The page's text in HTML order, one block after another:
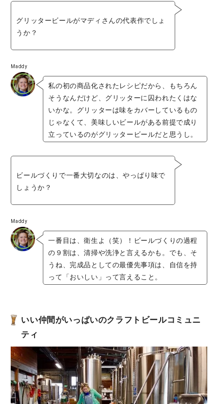
グリッタービールがマディさんの代表作でしょ
うか？
Maddy
私の初の商品化されたレシピだから、もちろん
そうなんだけど、グリッターに囚われたくはな
いかな。グリッターは味をカバーしているもの
じゃなくて、美味しいビールがある前提で成り
立っているのがグリッタービールだと思うし。
ビールづくりで一番大切なのは、やっぱり味で
しょうか？
Maddy
一番目は、衛生よ（笑）！ビールづくりの過程
の９割は、清掃や洗浄と言えるかも。でも、そ
うね、完成品としての最優先事項は、自信を持
って「おいしい」って言えること。
いい仲間がいっぱいのクラフトビールコミュニ
ティ